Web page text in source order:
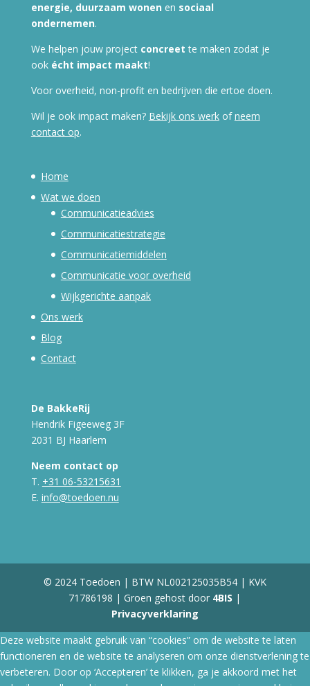
energie, duurzaam wonen en sociaal
ondernemen.
We helpen jouw project concreet te maken zodat je
ook écht impact maakt!
Voor overheid, non-profit en bedrijven die ertoe doen.
Wil je ook impact maken? Bekijk ons werkofneem
contact op.
Home
Wat we doen
Communicatieadvies
Communicatiestrategie
Communicatiemiddelen
Communicatie voor overheid
Wijkgerichte aanpak
Ons werk
Blog
Contact
De BakkeRij
Hendrik Figeeweg 3F
2031 BJ Haarlem
Neem contact op
T. +31 06-53215631
E. info@toedoen.nu
© 2024 Toedoen | BTW NL002125035B54 | KVK
71786198 | Groen gehost door 4BIS |
Privacyverklaring
Deze website maakt gebruik van “cookies” om de website te laten
functioneren en de website te analyseren om onze dienstverlening te
verbeteren. Door op ‘Accepteren’ te klikken, ga je akkoord met het